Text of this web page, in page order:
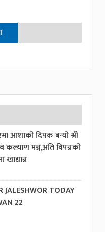
आशाको दिपक बन्यो श्री
कल्याण मञ्च,अति विपन्नको
खाद्यान्न
JALESHWOR TODAY
22